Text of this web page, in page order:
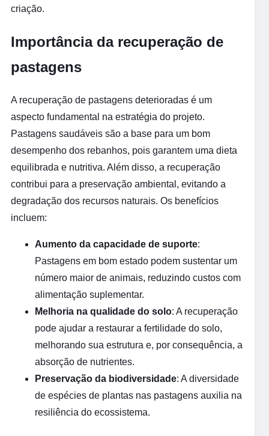
criação.
Importância da recuperação de
pastagens
A recuperação de pastagens deterioradas é um
aspecto fundamental na estratégia do projeto.
Pastagens saudáveis são a base para um bom
desempenho dos rebanhos, pois garantem uma dieta
equilibrada e nutritiva. Além disso, a recuperação
contribui para a preservação ambiental, evitando a
degradação dos recursos naturais. Os benefícios
incluem:
Aumento da capacidade de suporte:
Pastagens em bom estado podem sustentar um
número maior de animais, reduzindo custos com
alimentação suplementar.
Melhoria na qualidade do solo: A recuperação
pode ajudar a restaurar a fertilidade do solo,
melhorando sua estrutura e, por consequência, a
absorção de nutrientes.
Preservação da biodiversidade: A diversidade
de espécies de plantas nas pastagens auxilia na
resiliência do ecossistema.